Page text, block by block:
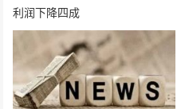
利润下降四成